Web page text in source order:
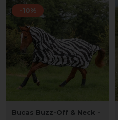
-10%
Bucas Buzz-Off & Neck -